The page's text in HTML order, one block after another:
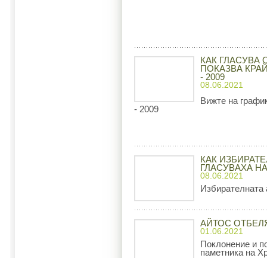
КАК ГЛАСУВА
ПОКАЗВА
- 2009
08.06.2021
Вижте на
- 2009
КАК
ГЛАСУВАХА
08.06.2021
Избирателната
АЙТОС
01.06.2021
Поклонение и
паметника на